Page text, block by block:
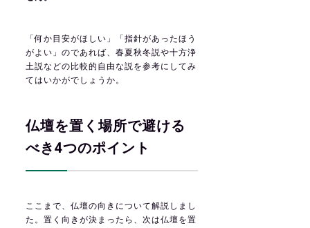
「何か目安がほしい」「指針があったほう
がよい」のであれば、春夏秋冬説や十方浄
土説などの比較的自由な説を参考にしてみ
てはいかがでしょうか。
仏壇を置く場所で避ける
べき4つのポイント
ここまで、仏壇の向きについて解説しまし
た。置く向きが決まったら、次は仏壇を置